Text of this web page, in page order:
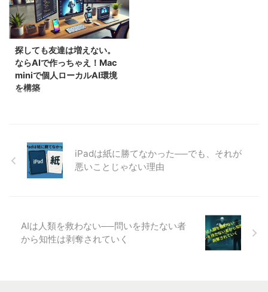
が良いのでは？と思うようになっ
てきました。 実際、今までJIS配
列キーボードを使用してきたた
め、ゲームなどにはを一切触れな
い筆者には特にこれと言ってJIS
配列に不満は全くないのですが、
若手エンジニアに言われた最後の
言葉が気になって仕方がないので
探しても友達は増えない。
ならAIで作っちゃえ！Mac
miniで個人ローカルAI環境
を構築
問領域にまで、その影響を及ぼし
ています。人間の感情や行動がど
のように生まれ、社会の中でどう
で急速に解き明かされつつありま
す。 彼女が欲しい？ パートナ
ーが欲しい？ そうした感情は一
iPadは紙に勝てなかった──でも、それが
悪いことじゃない理由
AIは人類を救わない──問いを持たない者
から知性は剥奪されていく